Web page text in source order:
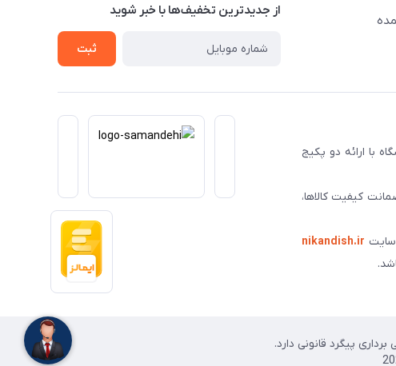
از جدید‌ترین تخفیف‌ها با‌ خبر شوید
ثبت
فروشگاه با ارائه دو پکیج
کیفیت کالاها،
سایت nikandish.ir
پیگرد قانونی دارد.